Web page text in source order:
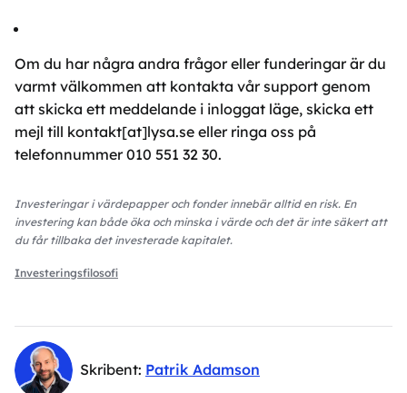
Om du har några andra frågor eller funderingar är du
varmt välkommen att kontakta vår support genom
att skicka ett meddelande i inloggat läge, skicka ett
mejl till kontakt[at]lysa.se eller ringa oss på
telefonnummer 010 551 32 30.
Investeringar i värdepapper och fonder innebär alltid en risk. En
investering kan både öka och minska i värde och det är inte säkert att
du får tillbaka det investerade kapitalet.
Investeringsfilosofi
Skribent: Patrik Adamson